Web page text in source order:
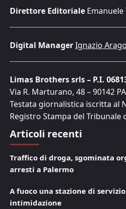
Direttore Editoriale
Digital ManagerIgnazio
Limas Brothers srls – P.I.
Via R. Marturano, 48 – 90142
Testata giornalistica iscritta al
Registro Stampa del Tribunale
Articoli recenti
Traffico di droga, sgominata
arresti a Palermo
A fuoco una stazione di
intimidazione